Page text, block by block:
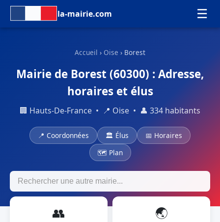
la-mairie.com ☰
Accueil › Oise › Borest
Mairie de Borest (60300) : Adresse,
horaires et élus
🏢 Hauts-De-France • 📍 Oise • 👤 334 habitants
📍 Coordonnées 🏛 Élus
📅 Horaires
🗺 Plan
👥 🌏